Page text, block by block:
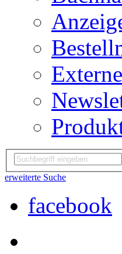
erweiterte Suche
facebook